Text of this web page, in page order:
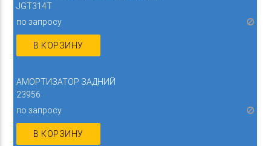
JGT314T
по запросу
В КОРЗИНУ
АМОРТИЗАТОР ЗАДНИЙ
23956
по запросу
В КОРЗИНУ